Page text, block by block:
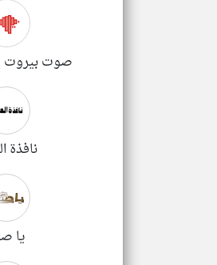
صوت بيروت
نافذة
يا